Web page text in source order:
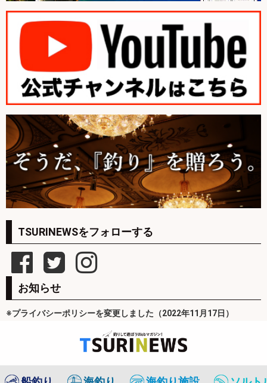
TSURINEWSをフォローする
お知らせ
※プライバシーポリシーを変更しました（2022年11月17日）